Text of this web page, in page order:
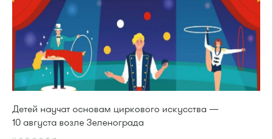
Детей научат основам циркового искусства —
10 августа возле Зеленограда